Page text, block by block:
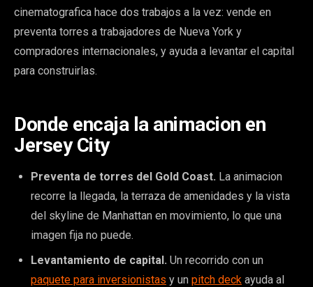
cinematografica hace dos trabajos a la vez: vende en
preventa torres a trabajadores de Nueva York y
compradores internacionales, y ayuda a levantar el capital
para construirlas.
Donde encaja la animacion en
Jersey City
Preventa de torres del Gold Coast. La animacion
recorre la llegada, la terraza de amenidades y la vista
del skyline de Manhattan en movimiento, lo que una
imagen fija no puede.
Levantamiento de capital. Un recorrido con un
paquete para inversionistas y un pitch deck ayuda al